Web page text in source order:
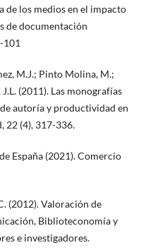
los medios en el impacto
de documentación
101
M.J.; Pinto Molina, M.;
(2011). Las monografías
autoría y productividad en
22 (4), 317-336.
España (2021). Comercio
(2012). Valoración de
Biblioteconomía y
e investigadores.